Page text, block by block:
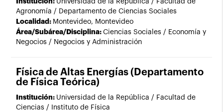
Universidad de la República / Facultad de
Agronomía / Departamento de Ciencias Sociales
Localidad: Montevideo, Montevideo
Área/Subárea/Disciplina:Ciencias Sociales / Economía y
Negocios / Negocios y Administración
Física de Altas Energías (Departamento
de Física Teórica)
Institución: Universidad de la República / Facultad de
Ciencias / Instituto de Física